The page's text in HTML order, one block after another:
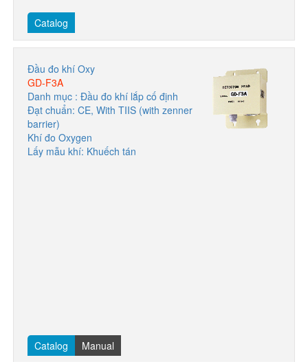
Catalog
Đầu đo khí Oxy
GD-F3A
Danh mục : Đầu đo khí lắp cố định
Đạt chuẩn: CE, With TIIS (with zenner
barrier)
Khí đo Oxygen
Lấy mẫu khí: Khuếch tán
Catalog Manual